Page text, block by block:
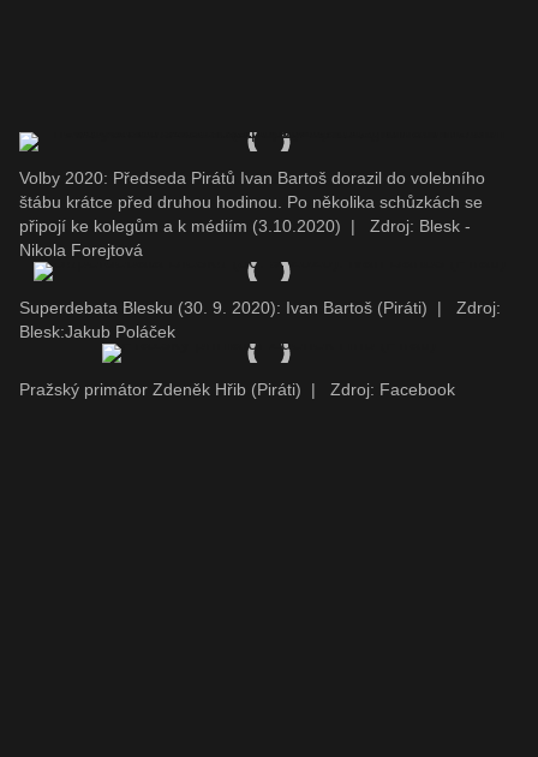
Volby 2020: Předseda Pirátů Ivan Bartoš dorazil do volebního
štábu krátce před druhou hodinou. Po několika schůzkách se
připojí ke kolegům a k médiím (3.10.2020)
|
Zdroj: Blesk -
Nikola Forejtová
Superdebata Blesku (30. 9. 2020): Ivan Bartoš (Piráti) |
Zdroj:
Blesk:Jakub Poláček
Pražský primátor Zdeněk Hřib (Piráti) | Zdroj: Facebook